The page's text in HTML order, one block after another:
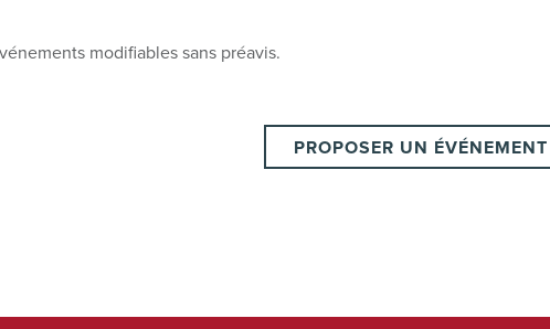
modifiables sans préavis.
PROPOSER UN ÉVÉNEMENT